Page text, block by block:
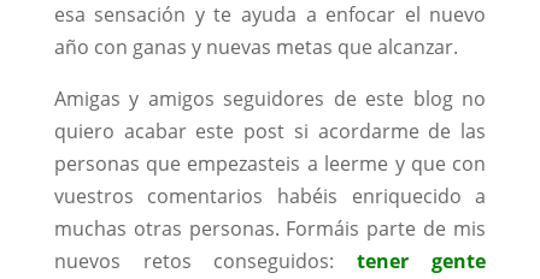
esa sensación y te ayuda a enfocar el nuevo
año con ganas y nuevas metas que alcanzar.
Amigas y amigos seguidores de este blog no
quiero acabar este post si acordarme de las
personas que empezasteis a leerme y que con
vuestros comentarios habéis enriquecido a
muchas otras personas. Formáis parte de mis
nuevos retos conseguidos:tener gente